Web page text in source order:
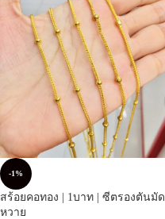
-1%
สร้อยคอทอง | 1บาท | ซีตรองตันมัด
หวาย